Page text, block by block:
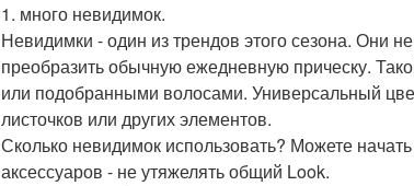
1. много невидимок.
Невидимки - один из трендов этого сезона. Они
преобразить обычную ежедневную прическу.
или подобранными волосами. Универсальный
листочков или других элементов.
Сколько невидимок использовать? Можете
аксессуаров - не утяжелять общий Look.